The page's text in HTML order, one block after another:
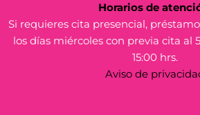
Horarios de
Si requieres cita presencial,
los días miércoles con previa cita al
15:00 hrs.
Aviso de